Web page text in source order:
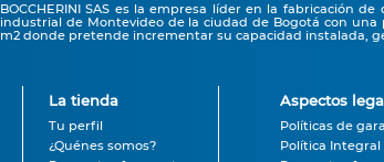
BOCCHERINI SAS es la empresa líder en la fabricación
industrial de Montevideo de la ciudad de Bogotá con
m2 donde pretende incrementar su capacidad instalada,
La tienda
Tu perfil
¿Quénes somos?
Aspectos
Políticas de
Política Integral